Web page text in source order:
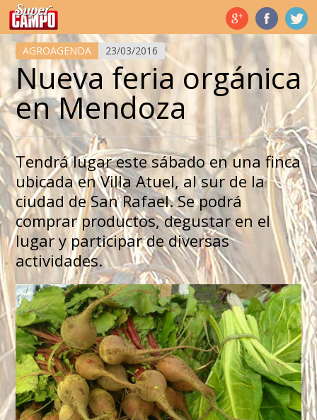
Temas de hoy
AGROAGENDA 23/03/2016
Nueva feria orgánica
en Mendoza
Tendrá lugar este sábado en una finca
ubicada en Villa Atuel, al sur de la
ciudad de San Rafael. Se podrá
comprar productos, degustar en el
lugar y participar de diversas
actividades.